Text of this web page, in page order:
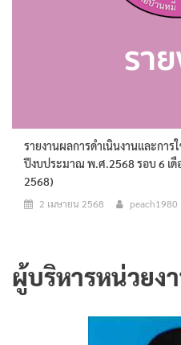
รายงานผลการดำเนินงานและกา
ปีงบประมาณ พ.ศ.2568 รอบ 6 เ
2568)
2 เมษายน 2568 peach1980
ผู้บริหารหน่วยง